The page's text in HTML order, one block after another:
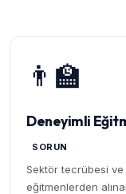
👨‍🏫
Deneyimli
SORUN
Sektör tecrübesi
eğitmenlerden